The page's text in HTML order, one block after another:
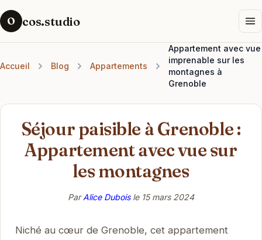
O cos.studio
Accueil Blog Appartements
Appartement avec vue
imprenable sur les
montagnes à
Grenoble
Séjour paisible à Grenoble :
Appartement avec vue sur
les montagnes
ParAlice Duboisle 15 mars 2024
Niché au cœur de Grenoble, cet appartement